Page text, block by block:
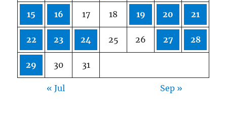
15 16 17 18 19 20 21
22 23 24 25 26 27 28
29 30 31
« Jul Sep »